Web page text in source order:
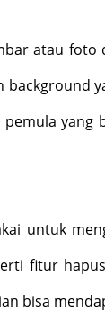
atau foto
untuk
fitur
bisa